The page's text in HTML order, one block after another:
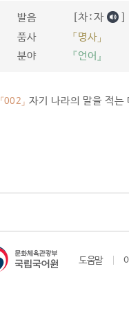
발음 [차ː자 ]
품사
「명사」
분야
『언어』
「002」 자기 나라의 말을 적는
도움말